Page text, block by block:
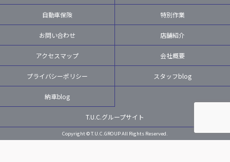
自動車保険 特別作業
お問い合わせ 店舗紹介
アクセスマップ 会社概要
プライバシーポリシー スタッフblog
納車blog
T.U.C.グループサイト
Copyright © T.U.C.GROUP All Rights Reserved.